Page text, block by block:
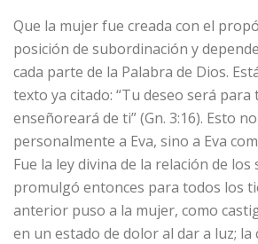
Que la mujer fue creada con el
posición de subordinación y
cada parte de la Palabra de Dios.
texto ya citado: “Tu deseo será para
enseñoreará de ti” (Gn. 3:16). Esto
personalmente a Eva, sino a Eva
Fue la ley divina de la relación de los
promulgó entonces para todos los
anterior puso a la mujer, como
en un estado de dolor al dar a luz; la